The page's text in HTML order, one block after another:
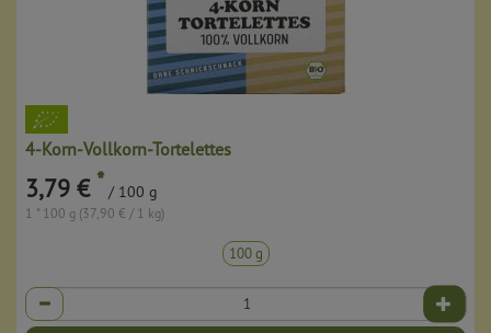
4-Korn-Vollkorn-Tortelettes
3,79 € * / 100 g
1 * 100 g (37,90 € / 1 kg)
100 g
Anzahl